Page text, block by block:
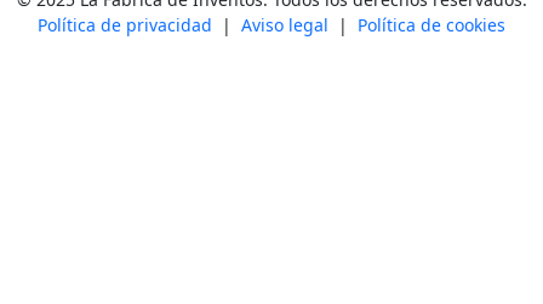
Política de privacidad
| Aviso legal | Política de cookies